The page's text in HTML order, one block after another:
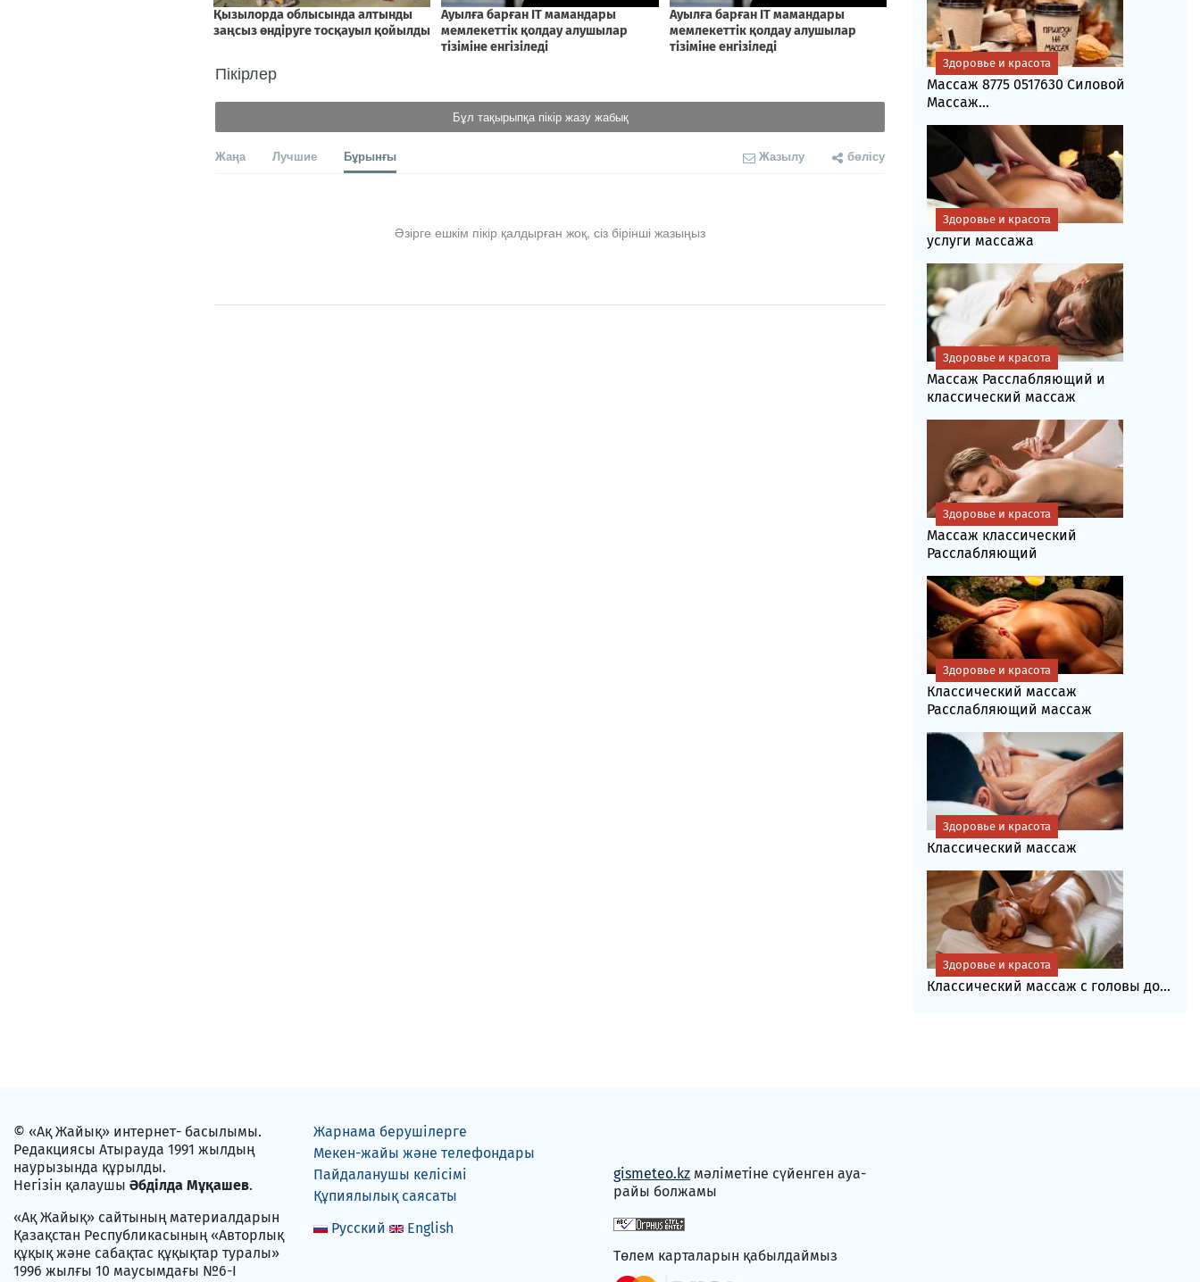
Пікірлер
Бұл тақырыпқа пікір жазу жабық
Жаңа Лучшие Бұрынғы Жазылу бөлісу
Әзірге ешкім пікір қалдырған жоқ, сіз бірінші жазыңыз
Массаж 8775 0517630 Силовой
Массаж...
Здоровье и красота
услуги массажа
Здоровье и красота
Массаж Расслабляющий и
классический массаж
Здоровье и красота
Массаж классический
Расслабляющий
Здоровье и красота
Классический массаж
Расслабляющий массаж
Здоровье и красота
Классический массаж
Здоровье и красота
Классический массаж с головы до...
Здоровье и красота
© «Ақ Жайық» интернет- басылымы.
Редакциясы Атырауда 1991 жылдың
наурызында құрылды.
Негізін қалаушы Әбділда Мұқашев.
«Ақ Жайық» сайтының материалдарын
Қазақстан Республикасының «Авторлық
құқық және сабақтас құқықтар туралы»
1996 жылғы 10 маусымдағы №6-I
Жарнама берушілерге
Мекен-жайы және телефондары
Пайдаланушы келісімі
Құпиялылық саясаты
Русский
English
gismeteo.kz мәліметіне сүйенген ауа-
райы болжамы
Төлем карталарын қабылдаймыз